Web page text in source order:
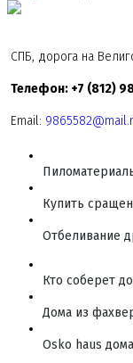
СПБ, дорога на
Телефон: +7 (812)
Email:
Купить
Отбеливание
Кто соберет
Дома из
Osko haus